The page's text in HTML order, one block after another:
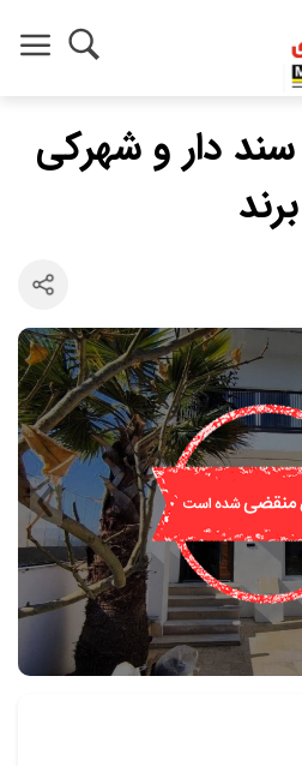
دار و شهرکی
برند